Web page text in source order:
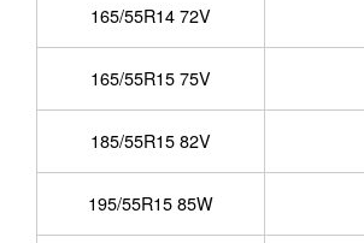
165/55R14 72V
165/55R15 75V
185/55R15 82V
195/55R15 85W